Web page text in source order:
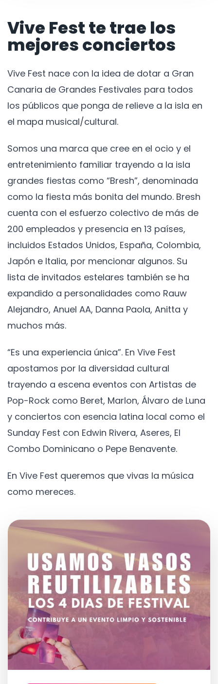
Vive Fest te trae los
mejores conciertos
Vive Fest nace con la idea de dotar a Gran
Canaria de Grandes Festivales para todos
los públicos que ponga de relieve a la isla en
el mapa musical/cultural.
Somos una marca que cree en el ocio y el
entretenimiento familiar trayendo a la isla
grandes fiestas como “Bresh”, denominada
como la fiesta más bonita del mundo. Bresh
cuenta con el esfuerzo colectivo de más de
200 empleados y presencia en 13 países,
incluidos Estados Unidos, España, Colombia,
Japón e Italia, por mencionar algunos. Su
lista de invitados estelares también se ha
expandido a personalidades como Rauw
Alejandro, Anuel AA, Danna Paola, Anitta y
muchos más.
“Es una experiencia única”. En Vive Fest
apostamos por la diversidad cultural
trayendo a escena eventos con Artistas de
Pop-Rock como Beret, Marlon, Álvaro de Luna
y conciertos con esencia latina local como el
Sunday Fest con Edwin Rivera, Aseres, El
Combo Dominicano o Pepe Benavente.
En Vive Fest queremos que vivas la música
como mereces.